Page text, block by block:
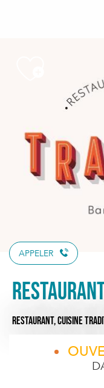
APPELER
RESTAURANT,CUISINE